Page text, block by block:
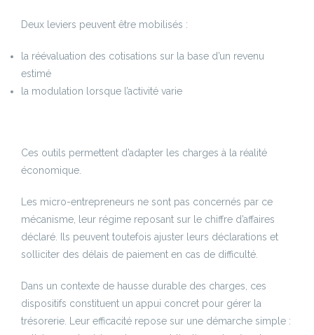
Deux leviers peuvent être mobilisés :
la réévaluation des cotisations sur la base d’un revenu
estimé
la modulation lorsque l’activité varie
Ces outils permettent d’adapter les charges à la réalité
économique.
Les micro-entrepreneurs ne sont pas concernés par ce
mécanisme, leur régime reposant sur le chiffre d’affaires
déclaré. Ils peuvent toutefois ajuster leurs déclarations et
solliciter des délais de paiement en cas de difficulté.
Dans un contexte de hausse durable des charges, ces
dispositifs constituent un appui concret pour gérer la
trésorerie. Leur efficacité repose sur une démarche simple :